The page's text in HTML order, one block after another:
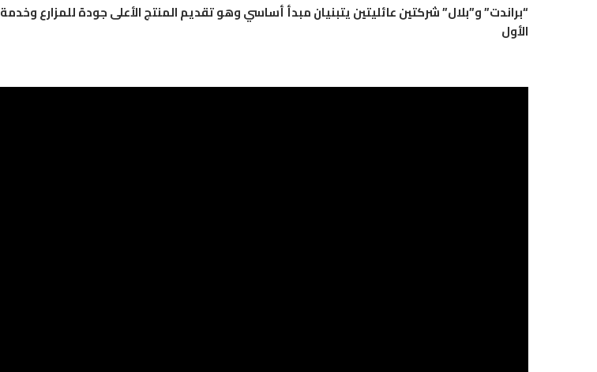
“براندت” و”بلال” شركتين عائليتين يتبنيان مبدأ أساسي وهو تقديم المنتج الأعلى جودة للمزارع وخدمة
الأول